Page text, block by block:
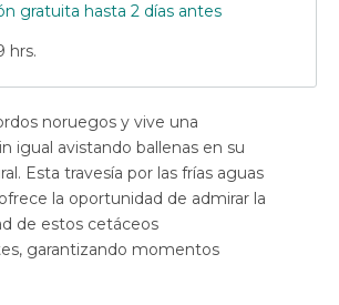
gratuita hasta 2 días antes
hrs.
noruegos y vive una
igual avistando ballenas en su
Esta travesía por las frías aguas
la oportunidad de admirar la
de estos cetáceos
garantizando momentos